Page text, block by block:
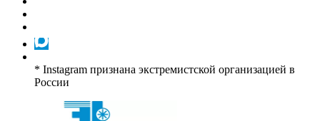
* Instagram признана экстремистской организацией в
России